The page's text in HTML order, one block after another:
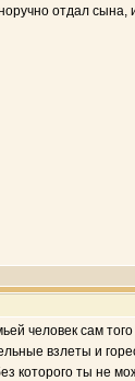
отдал сына,
сам
взлеты и
которого ты не